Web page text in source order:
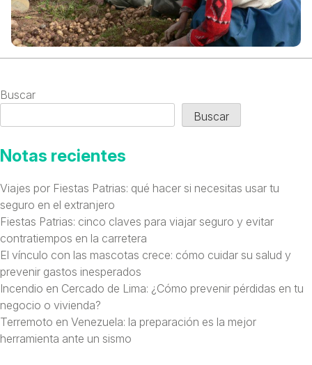
Buscar
Buscar
Notas recientes
Viajes por Fiestas Patrias: qué hacer si necesitas usar tu
seguro en el extranjero
Fiestas Patrias: cinco claves para viajar seguro y evitar
contratiempos en la carretera
El vínculo con las mascotas crece: cómo cuidar su salud y
prevenir gastos inesperados
Incendio en Cercado de Lima: ¿Cómo prevenir pérdidas en tu
negocio o vivienda?
Terremoto en Venezuela: la preparación es la mejor
herramienta ante un sismo